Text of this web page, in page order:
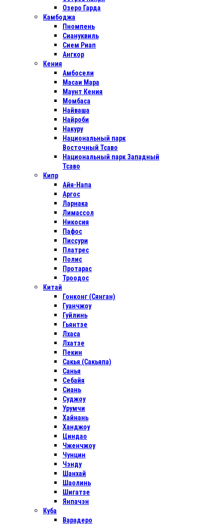
Озеро Гарда
Камбоджа
Пномпень
Сиануквиль
Сием Риап
Ангкор
Кения
Амбосели
Масаи Мара
Маунт Кения
Момбаса
Найваша
Найроби
Накуру
Национальный парк
Восточный Тсаво
Национальный парк Западный
Тсаво
Кипр
Айя-Напа
Аргос
Ларнака
Лимассол
Никосия
Пафос
Писсури
Платрес
Полис
Протарас
Троодос
Китай
Гонконг (Сянган)
Гуанчжоу
Гуйлинь
Гьянтзе
Лхаса
Лхатзе
Пекин
Сакья (Сакьяпа)
Санья
Себайя
Сиань
Суджоу
Урумчи
Хайнань
Ханджоу
Циндао
Чженчжоу
Чунцин
Чэнду
Шанхай
Шаолинь
Шигатзе
Янпачэн
Куба
Варадеро